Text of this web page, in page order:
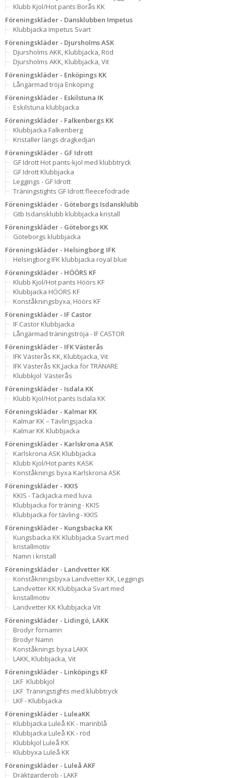
Klubb Kjol/Hot pants Borås KK
Föreningskläder - Dansklubben Impetus
Klubbjacka Impetus Svart
Föreningskläder - Djursholms ASK
Djursholms AKK, Klubbjacka, Röd
Djursholms AKK, Klubbjacka, Vit
Föreningskläder - Enköpings KK
Långärmad tröja Enköping
Föreningskläder - Eskilstuna IK
Eskilstuna klubbjacka
Föreningskläder - Falkenbergs KK
Klubbjacka Falkenberg
Kristaller längs dragkedjan
Föreningskläder - GF Idrott
GF Idrott Hot pants-kjol med klubbtryck
GF Idrott Klubbjacka
Leggings - GF Idrott
Träningstights GF Idrott fleecefodrade
Föreningskläder - Göteborgs Isdansklubb
Gtb Isdansklubb klubbjacka kristall
Föreningskläder - Göteborgs KK
Göteborgs klubbjacka
Föreningskläder - Helsingborg IFK
Helsingborg IFK klubbjacka royal blue
Föreningskläder - HÖÖRS KF
Klubb Kjol/Hot pants Höörs KF
Klubbjacka HÖÖRS KF
Konståkningsbyxa, Höörs KF
Föreningskläder - IF Castor
IF Castor Klubbjacka
Långärmad träningströja - IF CASTOR
Föreningskläder - IFK Västerås
IFK Västerås KK, Klubbjacka, Vit
IFK Västerås KK,Jacka för TRÄNARE
Klubbkjol  Västerås
Föreningskläder - Isdala KK
Klubb Kjol/Hot pants Isdala KK
Föreningskläder - Kalmar KK
Kalmar KK – Tävlingsjacka
Kalmar KK Klubbjacka
Föreningskläder - Karlskrona ASK
Karlskrona ASK Klubbjacka
Klubb Kjol/Hot pants KASK
Konståknings byxa Karlskrona ASK
Föreningskläder - KKIS
KKIS - Täckjacka med luva
Klubbjacka för träning - KKIS
Klubbjacka för tävling - KKIS
Föreningskläder - Kungsbacka KK
Kungsbacka KK Klubbjacka Svart med
kristallmotiv
Namn i kristall
Föreningskläder - Landvetter KK
Konståkningsbyxa Landvetter KK, Leggings
Landvetter KK Klubbjacka Svart med
kristallmotiv
Landvetter KK Klubbjacka Vit
Föreningskläder - Lidingö, LAKK
Brodyr förnamn
Brodyr Namn
Konståknings byxa LAKK
LAKK, Klubbjacka, Vit
Föreningskläder - Linköpings KF
LKF  Klubbkjol
LKF  Träningstights med klubbtryck
LKF - Klubbjacka
Föreningskläder - LuleaKK
Klubbjacka Luleå KK - marinblå
Klubbjacka Luleå KK - röd
Klubbkjol Luleå KK
Klubbyxa Luleå KK
Föreningskläder - Luleå AKF
Dräktgarderob - LAKF